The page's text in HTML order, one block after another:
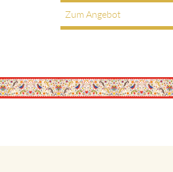
Zum Angebot